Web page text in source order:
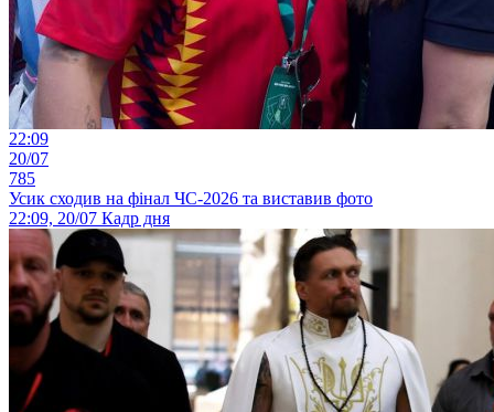
22:09
20/07
785
Усик сходив на фінал ЧС-2026 та виставив фото
22:09, 20/07 Кадр дня